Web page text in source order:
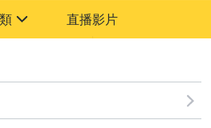
直播影片